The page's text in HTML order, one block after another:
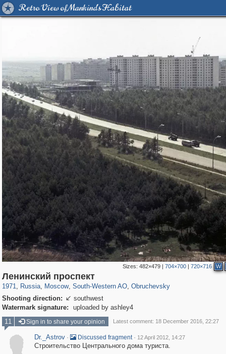
Retro View of Mankind's Habitat
Sizes:482×479 |704×700 |720×716 W
Ленинский проспект
1971, Russia
1,407,905 29,263
, Moscow
319,973 8,295
, South-Western AO
12,414
, Obruchevsky
Shooting direction:  southwest
Watermark signature:
uploaded by ashley4
11
Sign in to share your opinion Latest comment: 18 December 2016, 22:27
Dr._Astrov · Discussed fragment · 12 April 2012, 14:27
Строительство Центрального дома туриста.